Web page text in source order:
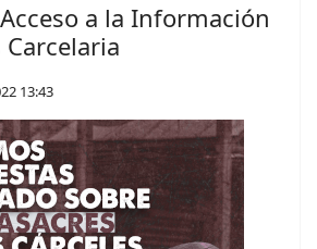
a la Información
13:43